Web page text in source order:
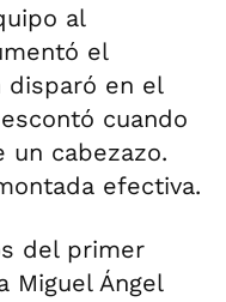
al
el
disparó en el
cuando
cabezazo.
efectiva.
del primer
Miguel Ángel